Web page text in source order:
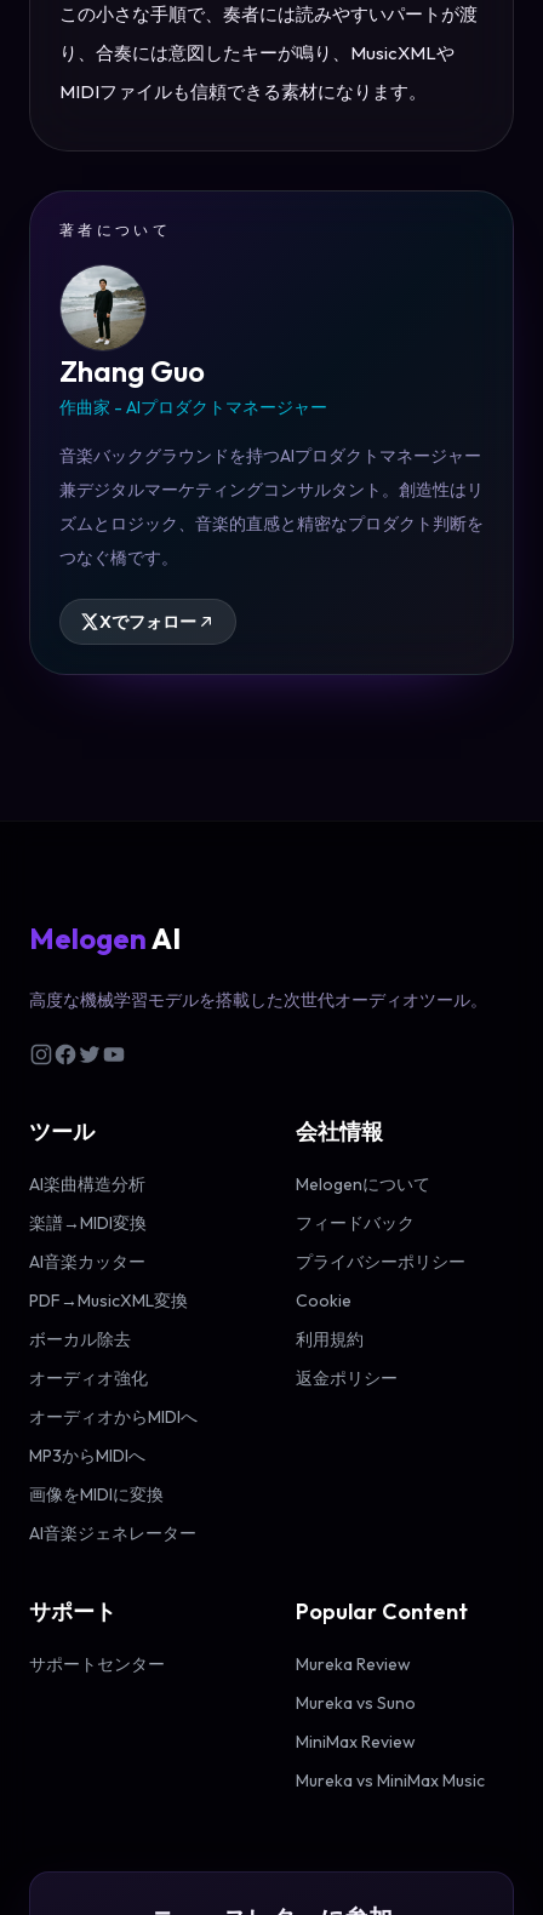
この小さな手順で、奏者には読みやすいパートが渡
り、合奏には意図したキーが鳴り、MusicXMLや
MIDIファイルも信頼できる素材になります。
著者について
Zhang Guo
作曲家 - AIプロダクトマネージャー
音楽バックグラウンドを持つAIプロダクトマネージャー
兼デジタルマーケティングコンサルタント。創造性はリ
ズムとロジック、音楽的直感と精密なプロダクト判断を
つなぐ橋です。
Xでフォロー
MelogenAI
高度な機械学習モデルを搭載した次世代オーディオツール。
ツール
AI楽曲構造分析
楽譜→MIDI変換
AI音楽カッター
PDF→MusicXML変換
ボーカル除去
オーディオ強化
オーディオからMIDIへ
MP3からMIDIへ
画像をMIDIに変換
AI音楽ジェネレーター
会社情報
Melogenについて
フィードバック
プライバシーポリシー
Cookie
利用規約
返金ポリシー
サポート
サポートセンター
Popular Content
Mureka Review
Mureka vs Suno
MiniMax Review
Mureka vs MiniMax Music